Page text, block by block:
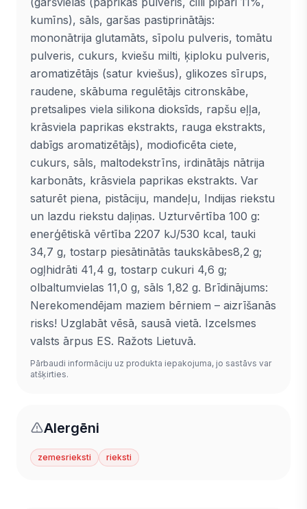
kumīns), sāls, garšas pastiprinātājs:
mononātrija glutamāts, sīpolu pulveris, tomātu
pulveris, cukurs, kviešu milti, ķiploku pulveris,
aromatizētājs (satur kviešus), glikozes sīrups,
raudene, skābuma regulētājs citronskābe,
pretsalipes viela silikona dioksīds, rapšu eļļa,
krāsviela paprikas ekstrakts, rauga ekstrakts,
dabīgs aromatizētājs), modioficēta ciete,
cukurs, sāls, maltodekstrīns, irdinātājs nātrija
karbonāts, krāsviela paprikas ekstrakts. Var
saturēt piena, pistāciju, mandeļu, Indijas riekstu
un lazdu riekstu daļiņas. Uzturvērtība 100 g:
enerģētiskā vērtība 2207 kJ/530 kcal, tauki
34,7 g, tostarp piesātinātās taukskābes8,2 g;
ogļhidrāti 41,4 g, tostarp cukuri 4,6 g;
olbaltumvielas 11,0 g, sāls 1,82 g. Brīdinājums:
Nerekomendējam maziem bērniem – aizrīšanās
risks! Uzglabāt vēsā, sausā vietā. Izcelsmes
valsts ārpus ES. Ražots Lietuvā.
Pārbaudi informāciju uz produkta iepakojuma, jo sastāvs var
atšķirties.
Alergēni
zemesrieksti rieksti